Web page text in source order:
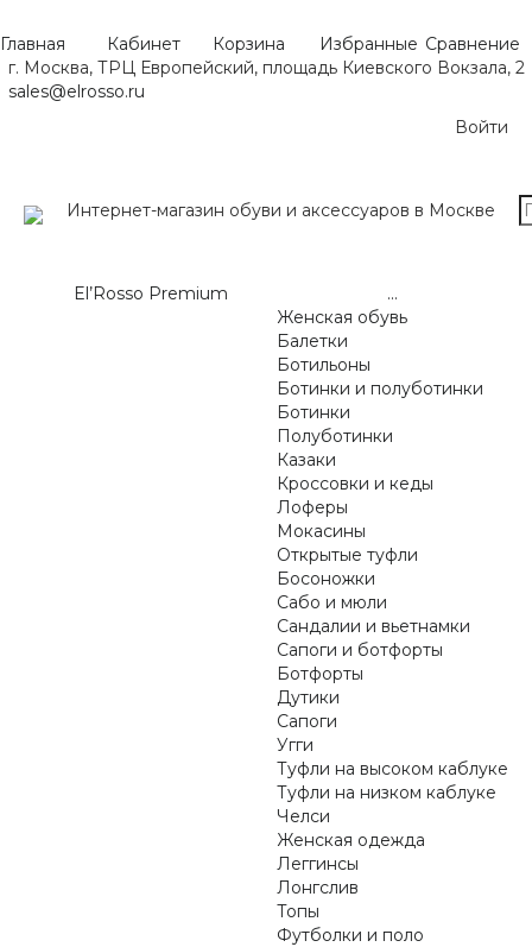
Главная Кабинет Корзина Избранные Сравнение
г. Москва, ТРЦ Европейский, площадь Киевского Вокзала, 2
sales@elrosso.ru
Войти
Интернет-магазин обуви и аксессуаров в Москве
El’Rosso Premium
...
Женская обувь
Балетки
Ботильоны
Ботинки и полуботинки
Ботинки
Полуботинки
Казаки
Кроссовки и кеды
Лоферы
Мокасины
Открытые туфли
Босоножки
Сабо и мюли
Сандалии и вьетнамки
Сапоги и ботфорты
Ботфорты
Дутики
Сапоги
Угги
Туфли на высоком каблуке
Туфли на низком каблуке
Челси
Женская одежда
Леггинсы
Лонгслив
Топы
Футболки и поло